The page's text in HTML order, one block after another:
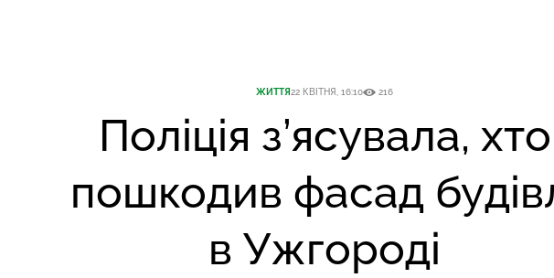
ЖИТТЯ22 КВІТНЯ, 16:10 216
Поліція з’ясувала, хто
пошкодив фасад
в Ужгороді